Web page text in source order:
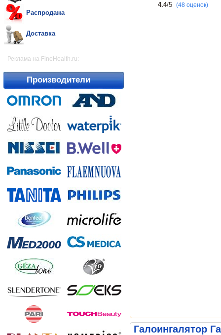
Распродажа
Доставка
Реклама на FineHealth.ru:
Производители
4.4/5 (48 оценок)
Галоингалятор